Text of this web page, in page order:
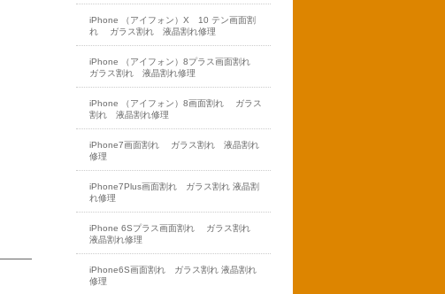
iPhone （アイフォン）X 10 テン画面割
れ ガラス割れ 液晶割れ修理
iPhone （アイフォン）8プラス画面割れ
ガラス割れ 液晶割れ修理
iPhone （アイフォン）8画面割れ ガラス
割れ 液晶割れ修理
iPhone7画面割れ ガラス割れ 液晶割れ
修理
iPhone7Plus画面割れ ガラス割れ 液晶割
れ修理
iPhone 6Sプラス画面割れ ガラス割れ
液晶割れ修理
iPhone6S画面割れ ガラス割れ 液晶割れ
修理